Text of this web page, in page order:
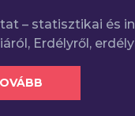
– statisztikai és
Erdélyről,